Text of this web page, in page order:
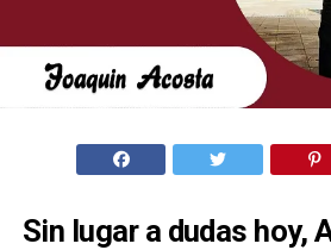
Sin lugar a dudas hoy,